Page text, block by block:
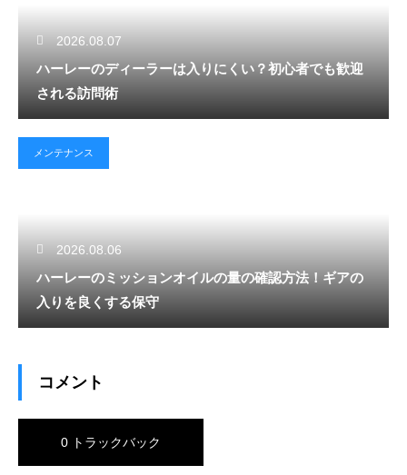
2026.08.07
ハーレーのディーラーは入りにくい？初心者でも歓迎
される訪問術
メンテナンス
2026.08.06
ハーレーのミッションオイルの量の確認方法！ギアの
入りを良くする保守
コメント
0 トラックバック